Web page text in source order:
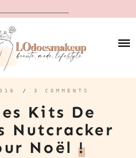
/ 3 COMMENTS
Kits De
Nutcracker
Noël!